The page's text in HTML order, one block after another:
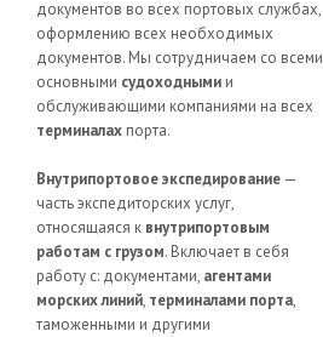
документов во всех портовых службах,
оформлению всех необходимых
документов. Мы сотрудничаем со всеми
основными судоходными и
обслуживающими компаниями на всех
терминалах порта.
Внутрипортовое экспедирование —
часть экспедиторских услуг,
относящаяся к внутрипортовым
работам с грузом. Включает в себя
работу с: документами, агентами
морских линий, терминалами порта,
таможенными и другими